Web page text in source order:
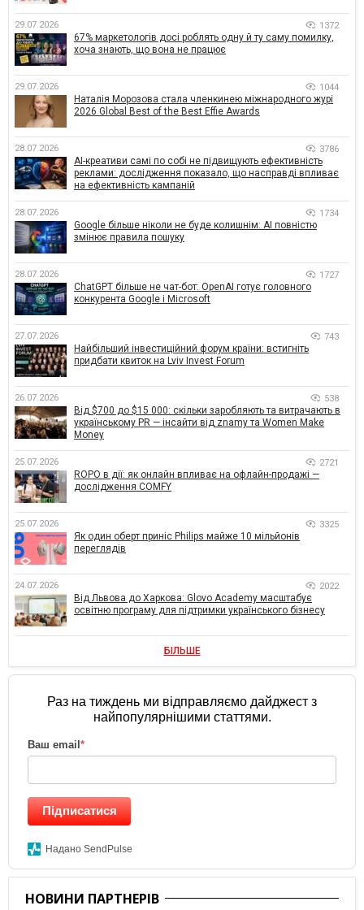
29.07.2026 1372
67% маркетологів досі роблять одну й ту саму помилку,
хоча знають, що вона не працює
29.07.2026 1044
Наталія Морозова стала членкинею міжнародного журі
2026 Global Best of the Best Effie Awards
28.07.2026 3786
AI-креативи самі по собі не підвищують ефективність
реклами: дослідження показало, що насправді впливає
на ефективність кампаній
28.07.2026 1734
Google більше ніколи не буде колишнім: AI повністю
змінює правила пошуку
28.07.2026 1727
ChatGPT більше не чат-бот: OpenAI готує головного
конкурента Google і Microsoft
27.07.2026 743
Найбільший інвестиційний форум країни: встигніть
придбати квиток на Lviv Invest Forum
26.07.2026 538
Від $700 до $15 000: скільки заробляють та витрачають в
українському PR — інсайти від znamy та Women Make
Money
25.07.2026 2721
ROPO в дії: як онлайн впливає на офлайн-продажі —
дослідження COMFY
25.07.2026 3325
Як один оберт приніс Philips майже 10 мільйонів
переглядів
24.07.2026 2022
Від Львова до Харкова: Glovo Academy масштабує
освітню програму для підтримки українського бізнесу
БІЛЬШЕ
Раз на тиждень ми відправляємо дайджест з
найпопулярнішими статтями.
Ваш email *
Підписатися
Надано SendPulse
НОВИНИ ПАРТНЕРІВ